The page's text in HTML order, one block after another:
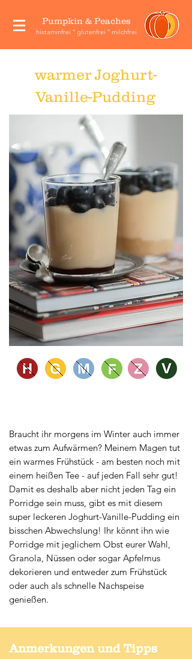
Pumpkin & Peaches
histaminfrei ° glutenfrei ° milchfrei
warmer Joghurt-
Vanille-Pudding
Braucht ihr morgens im Winter auch immer
etwas zum Aufwärmen? Meinem Magen tut
ein warmes Frühstück - am besten noch mit
einem heißen Tee - auf jeden Fall sehr gut!
Damit es deshalb aber nicht jeden Tag ein
Porridge sein muss, gibt es mit diesem
super leckeren Joghurt-Vanille-Pudding ein
bisschen Abwechslung! Ihr könnt ihn wie
Porridge mit jeglichem Obst eurer Wahl,
Granola, Nüssen oder sogar Apfelmus
dekorieren und entweder zum Frühstück
oder auch als schnelle Nachspeise
genießen.
Anmerkungen und Tipps